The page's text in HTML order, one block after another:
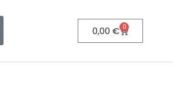
0,00€ 0